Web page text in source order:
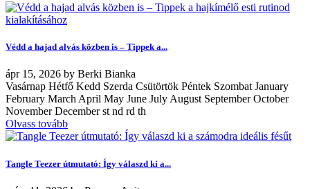
Védd a hajad alvás közben is – Tippek a...
ápr 15, 2026 by Berki Bianka
Vasárnap Hétfő Kedd Szerda Csütörtök Péntek Szombat January
February March April May June July August September October
November December st nd rd th
Olvass tovább
Tangle Teezer útmutató: Így válaszd ki a...